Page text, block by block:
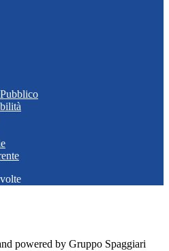
volte
powered by Gruppo Spaggiari